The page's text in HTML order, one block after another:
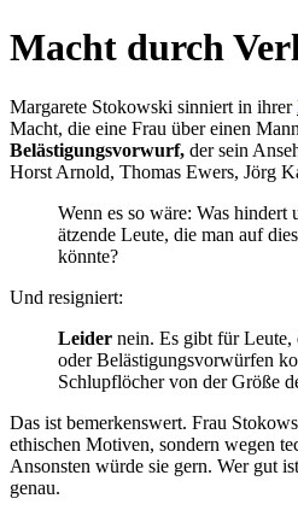
Macht durch
Margarete Stokowski sinniert in ihrer
Macht, die eine Frau über einen
Belästigungsvorwurf, der sein
Horst Arnold, Thomas Ewers, Jörg
Wenn es so wäre: Was hindert
ätzende Leute, die man auf
könnte?
Und resigniert:
Leider nein. Es gibt für Leute,
oder Belästigungsvorwürfen
Schlupflöcher von der Größe
Das ist bemerkenswert. Frau
ethischen Motiven, sondern wegen
Ansonsten würde sie gern. Wer gut
genau.